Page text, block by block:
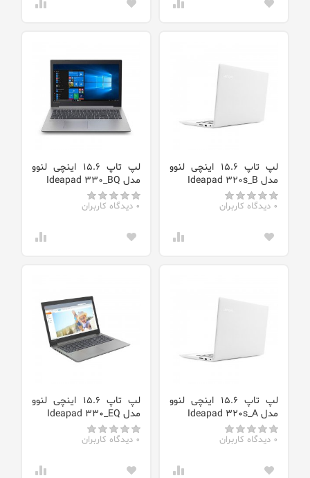
لپ تاپ 15.6 اینچی لنوو
مدل Ideapad 320s_B
0 دیدگاه کاربران
لپ تاپ 15.6 اینچی لنوو
مدل Ideapad 330_BQ
0 دیدگاه کاربران
لپ تاپ 15.6 اینچی لنوو
مدل Ideapad 320s_A
0 دیدگاه کاربران
لپ تاپ 15.6 اینچی لنوو
مدل Ideapad 330_EQ
0 دیدگاه کاربران